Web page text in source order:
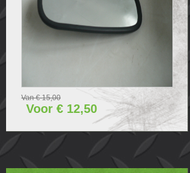
Van € 15,00
Voor € 12,50